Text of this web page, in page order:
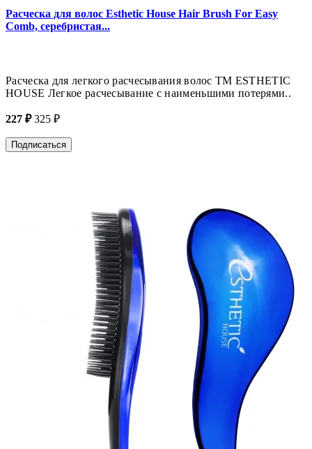
Расческа для волос Esthetic House Hair Brush For Easy
Comb, серебристая...
Расческа для легкого расчесывания волос ТМ ESTHETIC
HOUSE Легкое расчесывание с наименьшими потерями..
227 ₽ 325 ₽
Подписаться